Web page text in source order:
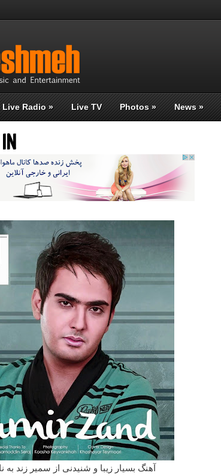
Live Radio» Live TV Photos» News»
آهنگ بسیار زیبا و شنیدنی از سمیر زند به